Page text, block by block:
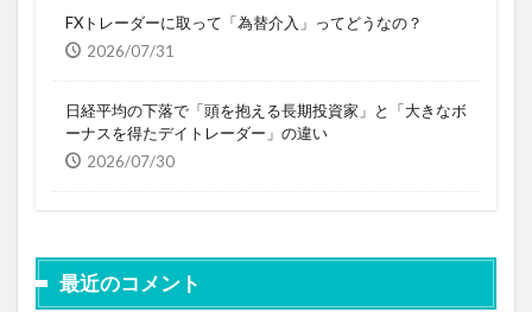
FXトレーダーに取って「為替介入」ってどうなの？
2026/07/31
日経平均の下落で「頭を抱える長期投資家」と「大きなボ
ーナスを得たデイトレーダー」の違い
2026/07/30
最近のコメント